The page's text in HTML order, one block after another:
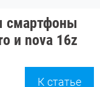
смартфоны
и nova 16z
К статье